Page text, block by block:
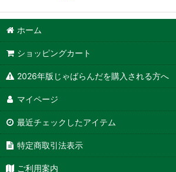
ホーム
ショッピングカート
2026年版じゃばらんだを購入される方へ
マイページ
最近チェックしたアイテム
特定商取引法表示
ご利用案内